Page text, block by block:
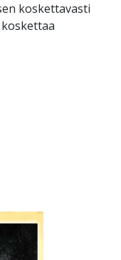
koskettavasti